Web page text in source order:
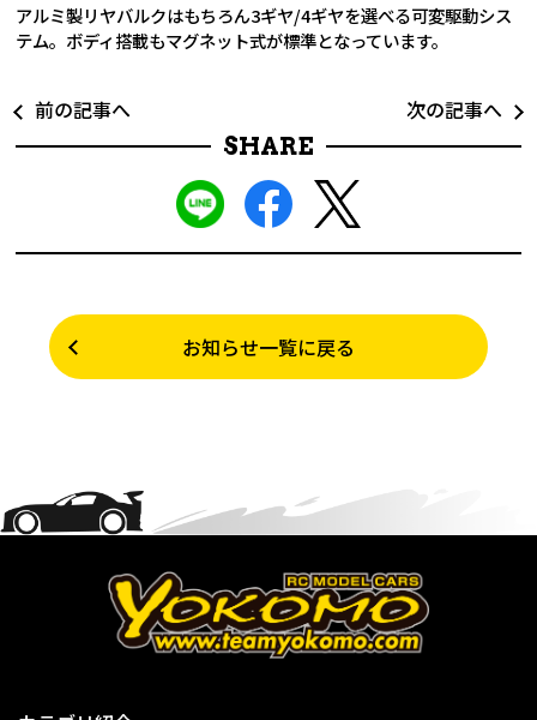
アルミ製リヤバルクはもちろん3ギヤ/4ギヤを選べる可変駆動シス
テム。ボディ搭載もマグネット式が標準となっています。
前の記事へ
次の記事へ
SHARE
お知らせ一覧に戻る